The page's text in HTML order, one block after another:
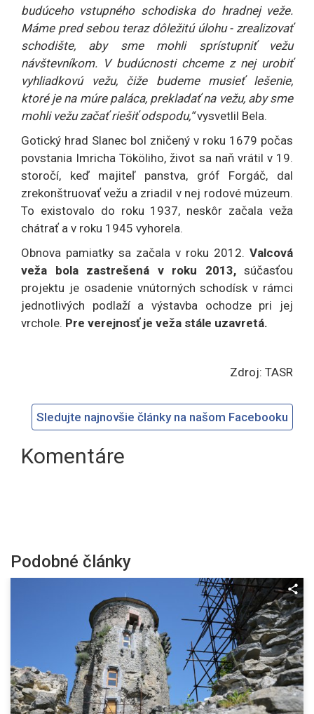
budúceho vstupného schodiska do hradnej veže.
Máme pred sebou teraz dôležitú úlohu - zrealizovať
schodište, aby sme mohli sprístupniť vežu
návštevníkom. V budúcnosti chceme z nej urobiť
vyhliadkovú vežu, čiže budeme musieť lešenie,
ktoré je na múre paláca, prekladať na vežu, aby sme
mohli vežu začať riešiť odspodu,“vysvetlil Bela.
Gotický hrad Slanec bol zničený v roku 1679 počas
povstania Imricha Tököliho, život sa naň vrátil v 19.
storočí, keď majiteľ panstva, gróf Forgáč, dal
zrekonštruovať vežu a zriadil v nej rodové múzeum.
To existovalo do roku 1937, neskôr začala veža
chátrať a v roku 1945 vyhorela.
Obnova pamiatky sa začala v roku 2012. Valcová
veža bola zastrešená v roku 2013, súčasťou
projektu je osadenie vnútorných schodísk v rámci
jednotlivých podlaží a výstavba ochodze pri jej
vrchole. Pre verejnosť je veža stále uzavretá.
Zdroj: TASR
Sledujte najnovšie články na našom Facebooku
Komentáre
Podobné články